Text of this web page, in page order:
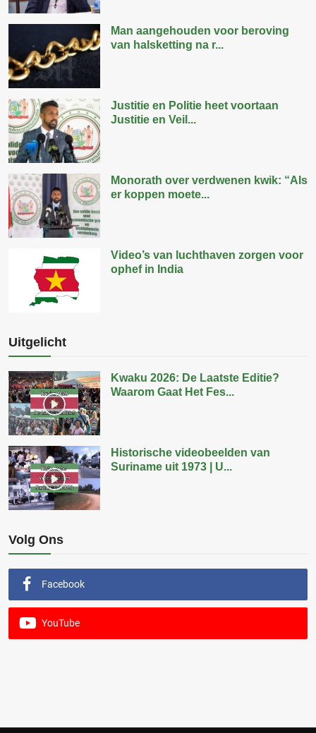
Man aangehouden voor beroving
van halsketting na r...
Justitie en Politie heet voortaan
Justitie en Veil...
Monorath over verdwenen kwik: “Als
er koppen moete...
Video’s van luchthaven zorgen voor
ophef in India
Uitgelicht
Kwaku 2026: De Laatste Editie?
Waarom Gaat Het Fes...
Historische videobeelden van
Suriname uit 1973 | U...
Volg Ons
Facebook
YouTube